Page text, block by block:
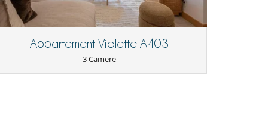
Appartement Violette A403
3 Camere